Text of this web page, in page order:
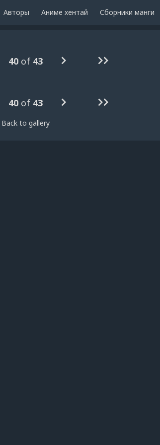
Авторы Аниме хентай Сборники манги
40 of 43
40 of 43
Back to gallery